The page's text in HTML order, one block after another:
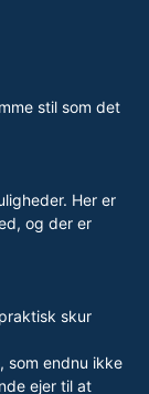
stil som det
Her er
og der er
skur
som endnu ikke
ejer til at